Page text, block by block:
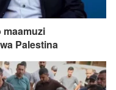
maamuzi
Palestina